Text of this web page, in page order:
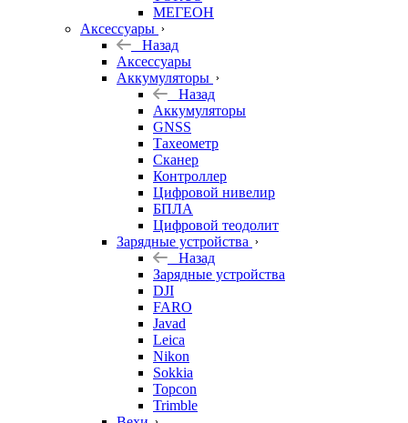
МЕГЕОН
Аксессуары
Назад
Аксессуары
Аккумуляторы
Назад
Аккумуляторы
GNSS
Тахеометр
Сканер
Контроллер
Цифровой нивелир
БПЛА
Цифровой теодолит
Зарядные устройства
Назад
Зарядные устройства
DJI
FARO
Javad
Leica
Nikon
Sokkia
Topcon
Trimble